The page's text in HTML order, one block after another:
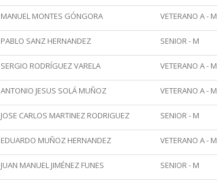
MANUEL MONTES GÓNGORA VETERANO A - M
PABLO SANZ HERNANDEZ SENIOR - M
SERGIO RODRÍGUEZ VARELA VETERANO A - M
ANTONIO JESUS SOLÁ MUÑOZ VETERANO A - M
JOSE CARLOS MARTINEZ RODRIGUEZ SENIOR - M
EDUARDO MUÑOZ HERNANDEZ VETERANO A - M
JUAN MANUEL JIMÉNEZ FUNES SENIOR - M